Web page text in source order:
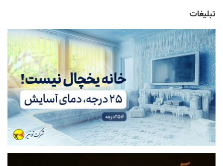
تبلیغات